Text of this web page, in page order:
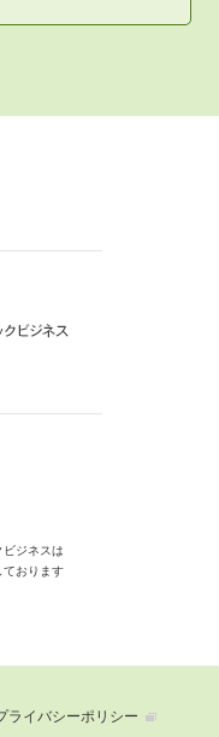
ビジネスは
ております
ライバシーポリシー